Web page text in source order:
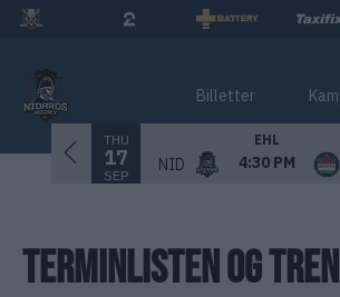
Billetter
THU
17
SEP
EHL
NID 4:30 PM
TERMINLISTEN OG